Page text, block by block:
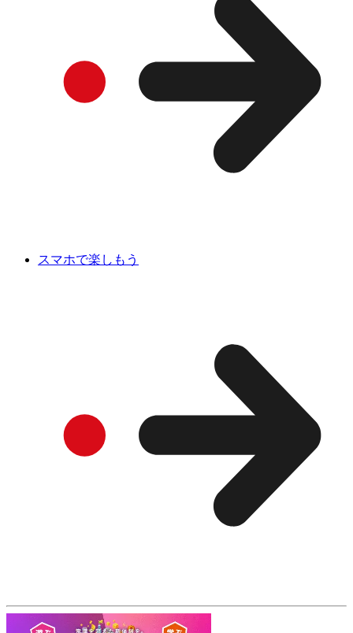
スマホで楽しもう